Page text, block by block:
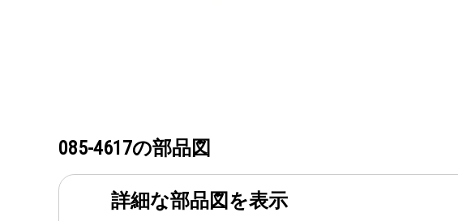
085-4617の部品図
詳細な部品図を表示